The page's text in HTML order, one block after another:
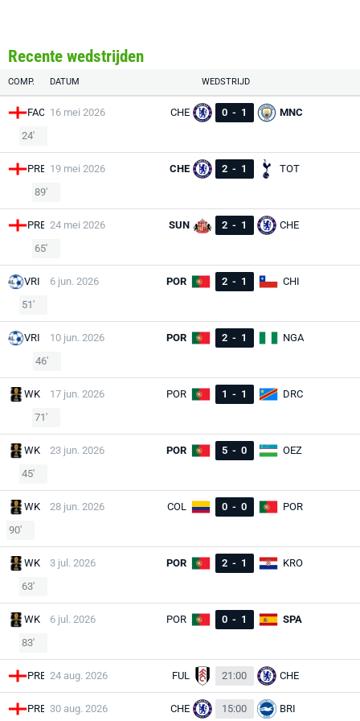
Recente wedstrijden
COMP. DATUM WEDSTRIJD
FAC 16 mei 2026 CHE 0 - 1
MNC
24'
PRE 19 mei 2026 CHE 2 - 1
TOT
89'
PRE 24 mei 2026 SUN 2 - 1
CHE
65'
VRI 6 jun. 2026 POR 2 - 1
CHI
51'
VRI 10 jun. 2026 POR 2 - 1
NGA
46'
WK 17 jun. 2026 POR 1 - 1
DRC
71'
WK 23 jun. 2026 POR 5 - 0
OEZ
45'
WK 28 jun. 2026 COL 0 - 0
POR
90'
WK 3 jul. 2026 POR 2 - 1
KRO
63'
WK 6 jul. 2026 POR 0 - 1
SPA
83'
PRE 24 aug. 2026 FUL 21:00 CHE
PRE 30 aug. 2026 CHE 15:00 BRI